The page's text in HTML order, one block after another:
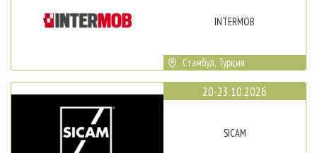
INTERMOB
Стамбул, Турция
20-23.10.2026
SICAM